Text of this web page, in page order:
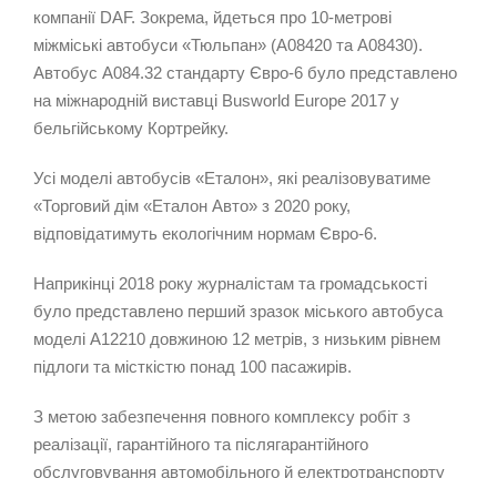
компанії DAF. Зокрема, йдеться про 10-метрові
міжміські автобуси «Тюльпан» (А08420 та А08430).
Автобус А084.32 стандарту Євро-6 було представлено
на міжнародній виставці Busworld Europe 2017 у
бельгійському Кортрейку.
Усі моделі автобусів «Еталон», які реалізовуватиме
«Торговий дім «Еталон Авто» з 2020 року,
відповідатимуть екологічним нормам Євро-6.
Наприкінці 2018 року журналістам та громадськості
було представлено перший зразок міського автобуса
моделі А12210 довжиною 12 метрів, з низьким рівнем
підлоги та місткістю понад 100 пасажирів.
З метою забезпечення повного комплексу робіт з
реалізації, гарантійного та післягарантійного
обслуговування автомобільного й електротранспорту